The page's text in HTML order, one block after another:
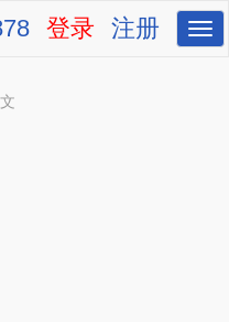
切
换
注册
登录